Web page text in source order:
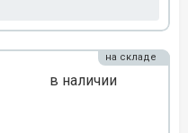
в наличии
на складе